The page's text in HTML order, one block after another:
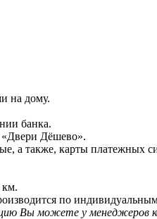
на дому.
банка.
«Двери Дёшево».
а также, карты платежных
по
Вы можете у менеджеров